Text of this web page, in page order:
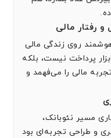
روی زندگی مالی
پرداخت نیست، بلکه
مالی را می‌فهمد و
مسیر نئوبانک،
و طراحی تجربه‌ای بود